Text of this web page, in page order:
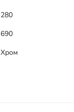
280
690
Хром